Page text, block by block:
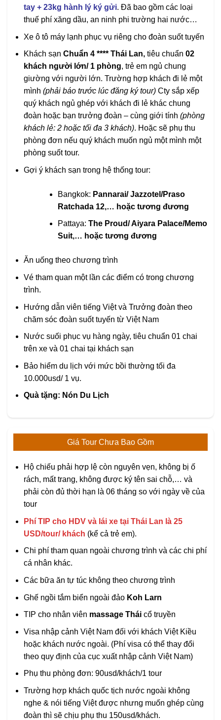
tay + 23kg hành lý ký gửi. Đã bao gồm các loại
thuế phí xăng dầu, an ninh phi trường hai nước…
Xe ô tô máy lạnh phục vụ riêng cho đoàn suốt tuyến
Khách sạn Chuẩn 4**** Thái Lan,tiêu chuẩn 02
khách người lớn/ 1 phòng, trẻ em ngủ chung
giường với người lớn. Trường hợp khách đi lẻ một
mình (phải báo trước lúc đăng ký tour) Cty sắp xếp
quý khách ngủ ghép với khách đi lẻ khác chung
đoàn hoặc bạn trưởng đoàn – cùng giới tính (phòng
khách lẻ: 2 hoặc tối đa 3 khách). Hoặc sẽ phụ thu
phòng đơn nếu quý khách muốn ngủ một mình một
phòng suốt tour.
Gợi ý khách sạn trong hệ thống tour:
Bangkok: Pannarai/Jazzotel /Praso
Ratchada 12,… hoặc tương đương
Pattaya: The Proud/ Aiyara Palace/Memo
Suit,… hoặc tương đương
Ăn uống theo chương trình
Vé tham quan một lần các điểm có trong chương
trình.
Hướng dẫn viên tiếng Việt và Trưởng đoàn theo
chăm sóc đoàn suốt tuyến từ Việt Nam
Nước suối phục vụ hàng ngày, tiêu chuẩn 01 chai
trên xe và 01 chai tại khách sạn
Bảo hiểm du lịch với mức bồi thường tối đa
10.000usd/ 1 vụ.
Quà tặng: Nón Du Lịch
Giá Tour Chưa Bao Gồm
Hộ chiếu phải hợp lệ còn nguyên vẹn, không bị ố
rách, mất trang, không được ký tên sai chỗ,… và
phải còn đủ thời hạn là 06 tháng so với ngày về của
tour
Phí TIP cho HDV và lái xe tại Thái Lan là 25
USD/tour/ khách (kể cả trẻ em).
Chi phí tham quan ngoài chương trình và các chi phí
cá nhân khác.
Các bữa ăn tự túc không theo chương trình
Ghế ngồi tắm biển ngoài đảo Koh Larn
TIP cho nhân viên massage Tháicổ truyền
Visa nhập cảnh Việt Nam đối với khách Việt Kiều
hoặc khách nước ngoài. (Phí visa có thể thay đổi
theo quy định của cục xuất nhập cảnh Việt Nam)
Phụ thu phòng đơn: 90usd/khách/1 tour
Trường hợp khách quốc tịch nước ngoài không
nghe & nói tiếng Việt được nhưng muốn ghép cùng
đoàn thì sẽ chịu phụ thu 150usd/khách.